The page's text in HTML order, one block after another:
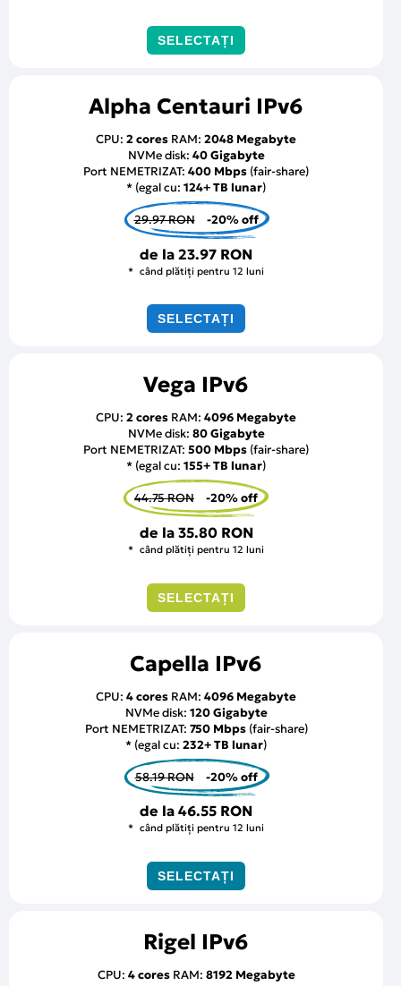
SELECTAȚI
Alpha Centauri IPv6
CPU: 2 cores RAM: 2048 Megabyte
NVMe disk: 40 Gigabyte
Port NEMETRIZAT: 400 Mbps (fair-share)
* (egal cu: 124+ TB lunar)
29.97 RON -20% off
de la 23.97 RON
când plătiți pentru 12 luni
SELECTAȚI
Vega IPv6
CPU: 2 cores RAM: 4096 Megabyte
NVMe disk: 80 Gigabyte
Port NEMETRIZAT: 500 Mbps (fair-share)
* (egal cu: 155+ TB lunar)
44.75 RON -20% off
de la 35.80 RON
când plătiți pentru 12 luni
SELECTAȚI
Capella IPv6
CPU: 4 cores RAM: 4096 Megabyte
NVMe disk: 120 Gigabyte
Port NEMETRIZAT: 750 Mbps(fair-share)
* (egal cu: 232+ TB lunar)
58.19 RON -20% off
de la 46.55 RON
când plătiți pentru 12 luni
SELECTAȚI
Rigel IPv6
CPU: 4 coresRAM: 8192 Megabyte